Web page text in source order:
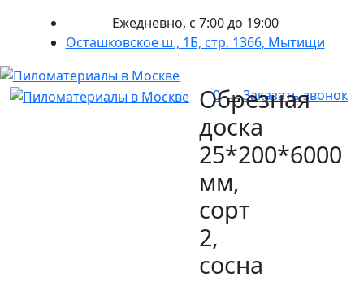
Ежедневно, с 7:00 до 19:00
Осташковское ш., 1Б, стр. 1366, Мытищи
0 Заказать звонок
Обрезная
доска
25*200*6000
мм,
сорт
2,
сосна